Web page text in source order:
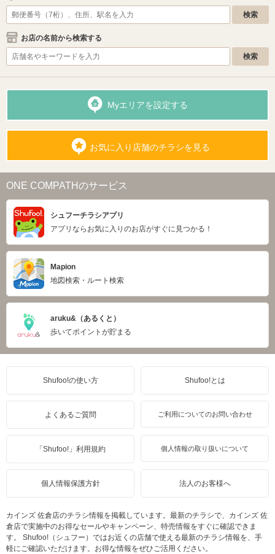
お店の名前から検索する
Myエリアを設定する
お気に入り店舗のチラシを見る
ONE COMPATHのサービス
シュフーチラシアプリ
アプリならお気に入りのお店がすぐに見つかる！
Mapion
地図検索・ルート検索
aruku&（あるくと）
歩いてポイントが貯まる
Shufoo!の使い方 Shufoo!とは
よくあるご質問 ご利用についてのお問い合わせ
「Shufoo!」利用規約 個人情報の取り扱いについて
個人情報保護方針 法人のお客様へ
カインズ 佐倉店のチラシ情報を掲載しています。最新のチラシで、カインズ 佐
倉店で実施中のお得なセールやキャンペーン、特売情報をすぐに確認できま
す。 Shufoo!（シュフー）ではお近くの店舗で使える最新のチラシ情報を、手
軽にご確認いただけます。お得な情報をぜひご活用ください。